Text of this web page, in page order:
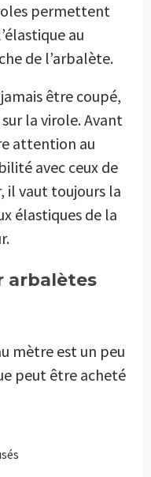
permettent
au
de l’arbalète.
être coupé,
la virole. Avant
attention au
avec ceux de
il vaut toujours la
élastiques de la
arbalètes
mètre est un peu
peut être acheté